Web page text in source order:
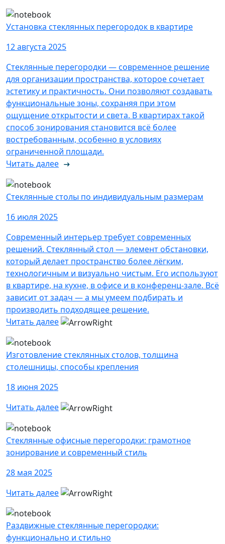
Установка стеклянных перегородок в квартире
12 августа 2025
Стеклянные перегородки — современное решение
для организации пространства, которое сочетает
эстетику и практичность. Они позволяют создавать
функциональные зоны, сохраняя при этом
ощущение открытости и света. В квартирах такой
способ зонирования становится всё более
востребованным, особенно в условиях
ограниченной площади.
Читать далее
Стеклянные столы по индивидуальным размерам
16 июля 2025
Современный интерьер требует современных
решений. Стеклянный стол — элемент обстановки,
который делает пространство более лёгким,
технологичным и визуально чистым. Его используют
в квартире, на кухне, в офисе и в конференц-зале. Всё
зависит от задач — а мы умеем подбирать и
производить подходящее решение.
Читать далее
Изготовление стеклянных столов, толщина
столешницы, способы крепления
18 июня 2025
Читать далее
Стеклянные офисные перегородки: грамотное
зонирование и современный стиль
28 мая 2025
Читать далее
Раздвижные стеклянные перегородки:
функционально и стильно